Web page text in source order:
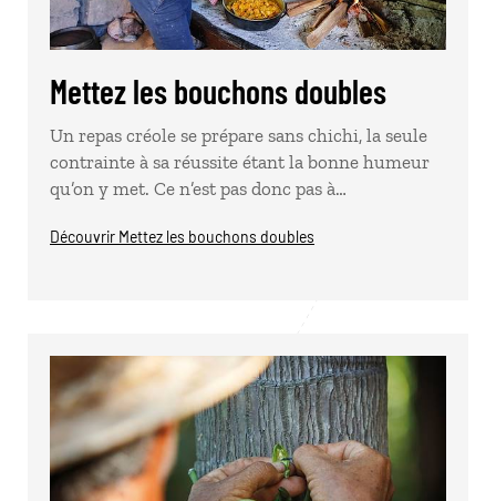
Mettez les bouchons doubles
Un repas créole se prépare sans chichi, la seule
contrainte à sa réussite étant la bonne humeur
qu’on y met. Ce n’est pas donc pas à…
Découvrir Mettez les bouchons doubles